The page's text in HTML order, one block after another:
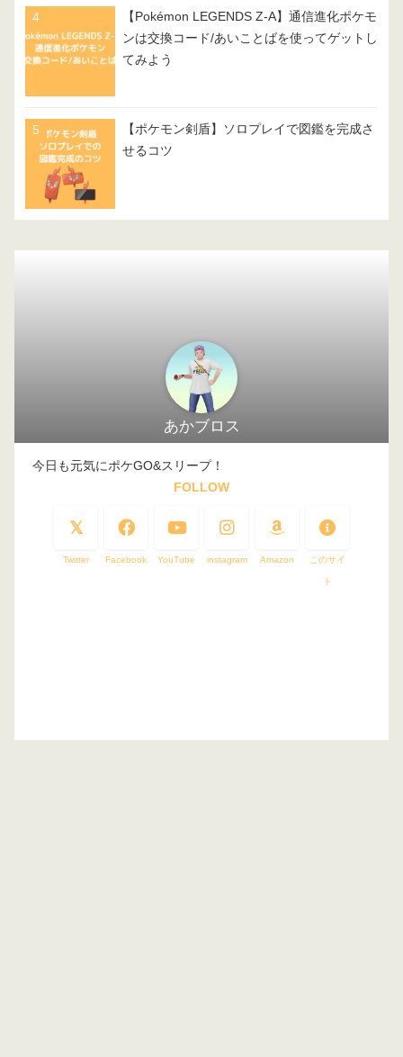
【Pokémon LEGENDS Z-A】通信進化ポケモ
ンは交換コード/あいことばを使ってゲットし
てみよう
【ポケモン剣盾】ソロプレイで図鑑を完成さ
せるコツ
あかブロス
今日も元気にポケGO&スリープ！
FOLLOW
Twitter Facebook YouTube instagram Amazon このサイ
ト